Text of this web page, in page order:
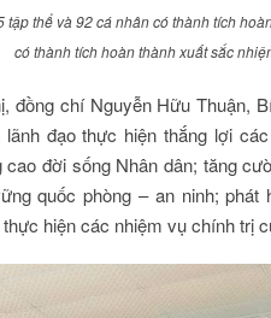
thể và 92 cá nhân có thành tích
có thành tích hoàn thành xuất sắc
đồng chí Nguyễn Hữu Thuận,
đạo thực hiện thắng lợi
đời sống Nhân dân; tăng
quốc phòng – an ninh;
hiện các nhiệm vụ chính trị